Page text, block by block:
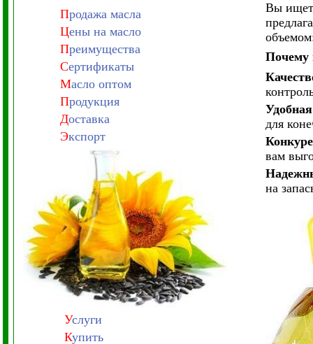
Продажа масла
Цены на масло
Преимущества
Сертификаты
Масло оптом
Продукция
Доставка
Экспорт
Услуги
Купить
Вы
Почему
для
вам
на